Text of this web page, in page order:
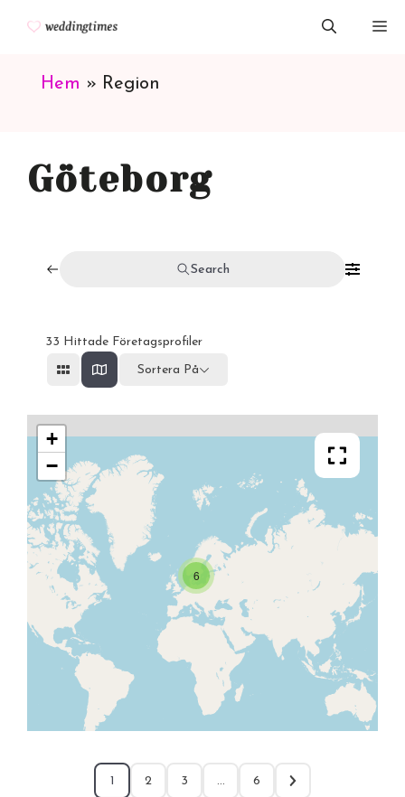
Hem » Region
Göteborg
Search
33 Hittade Företagsprofiler
Sortera På
6
+
−
1 2 3 … 6